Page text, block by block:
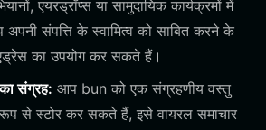
एयरड्रॉप्स या सामुदायिक कार्यक्रमों में
संपत्ति के स्वामित्व को साबित करने के
का उपयोग कर सकते हैं।
संग्रह: आप bun को एक संग्रहणीय वस्तु
से स्टोर कर सकते हैं, इसे वायरल समाचार